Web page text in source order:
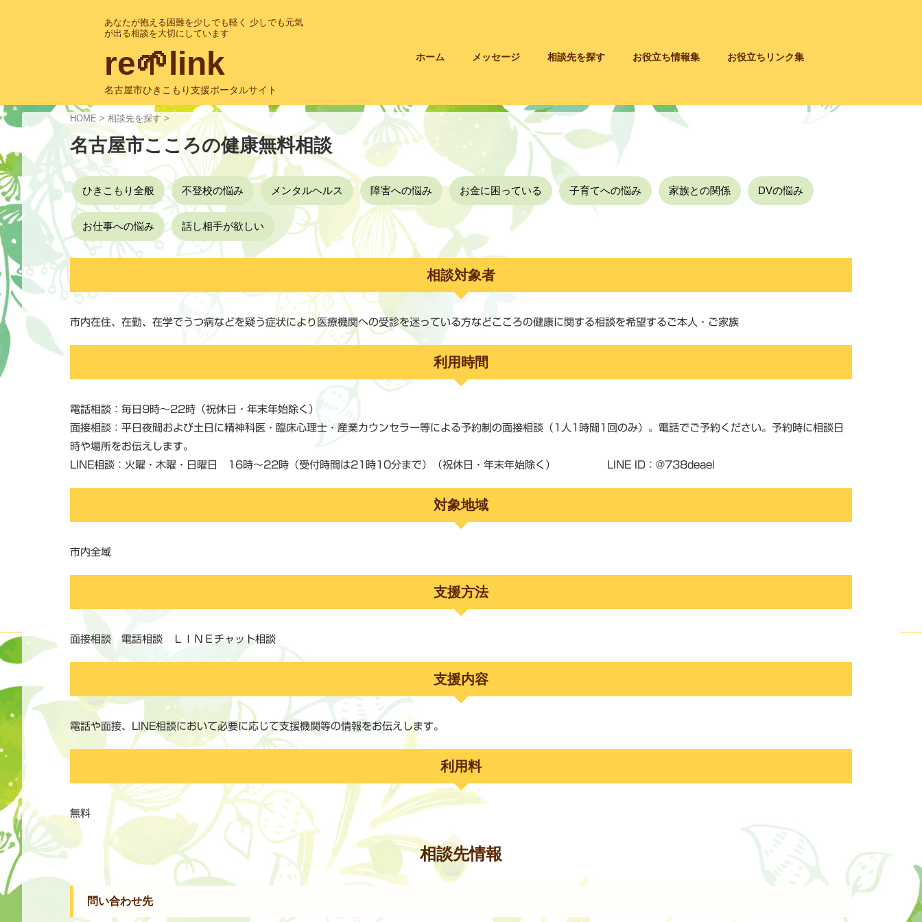
あなたが抱える困難を少しでも軽く 少しでも元気
が出る相談を大切にしています
re🌱link
名古屋市ひきこもり支援ポータルサイト
ホーム メッセージ 相談先を探す お役立ち情報集 お役立ちリンク集
HOME > 相談先を探す >
名古屋市こころの健康無料相談
ひきこもり全般 不登校の悩み メンタルヘルス 障害への悩み お金に困っている 子育てへの悩み 家族との関係 DVの悩み
お仕事への悩み 話し相手が欲しい
相談対象者
市内在住、在勤、在学でうつ病などを疑う症状により医療機関への受診を迷っている方などこころの健康に関する相談を希望するご本人・ご家族
利用時間
電話相談：毎日9時～22時（祝休日・年末年始除く）
面接相談：平日夜間および土日に精神科医・臨床心理士・産業カウンセラー等による予約制の面接相談（1人1時間1回のみ）。電話でご予約ください。予約時に相談日
時や場所をお伝えします。
LINE相談：火曜・木曜・日曜日 16時～22時（受付時間は21時10分まで）（祝休日・年末年始除く） LINE ID：@738deael
対象地域
市内全域
支援方法
面接相談 電話相談 ＬＩＮＥチャット相談
支援内容
電話や面接、LINE相談において必要に応じて支援機関等の情報をお伝えします。
利用料
無料
相談先情報
問い合わせ先